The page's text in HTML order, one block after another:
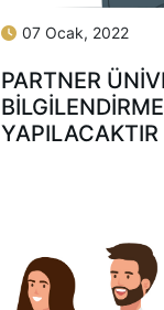
07 Ocak, 2022
PARTNER
YAPILACAKTIR